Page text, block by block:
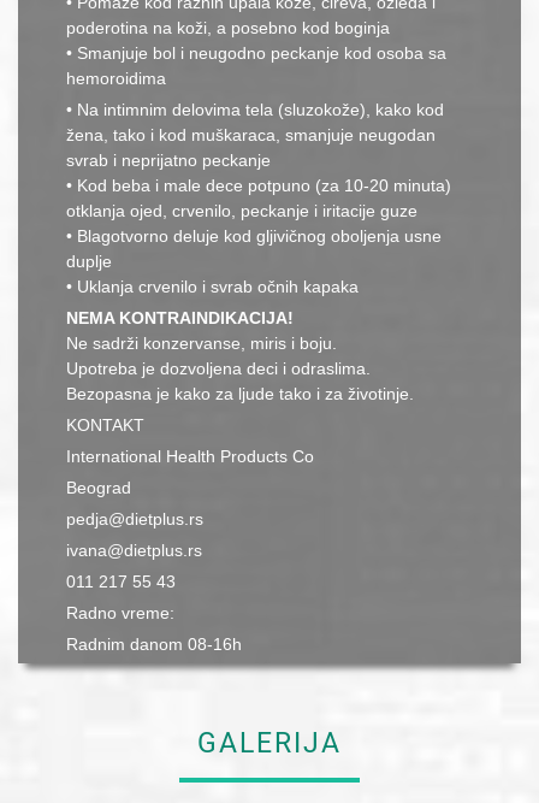
poderotina na koži, a posebno kod boginja
• Smanjuje bol i neugodno peckanje kod osoba sa
hemoroidima
• Na intimnim delovima tela (sluzokože), kako kod
žena, tako i kod muškaraca, smanjuje neugodan
svrab i neprijatno peckanje
• Kod beba i male dece potpuno (za 10-20 minuta)
otklanja ojed, crvenilo, peckanje i iritacije guze
• Blagotvorno deluje kod gljivičnog oboljenja usne
duplje
• Uklanja crvenilo i svrab očnih kapaka
NEMA KONTRAINDIKACIJA!
Ne sadrži konzervanse, miris i boju.
Upotreba je dozvoljena deci i odraslima.
Bezopasna je kako za ljude tako i za životinje.
KONTAKT
International Health Products Co
Beograd
pedja@dietplus.rs
ivana@dietplus.rs
011 217 55 43
Radno vreme:
Radnim danom 08-16h
GALERIJA